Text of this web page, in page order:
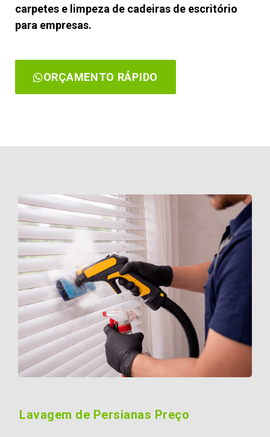
carpetes e limpeza de cadeiras de escritório
para empresas.
ORÇAMENTO RÁPIDO
Lavagem de Persianas Preço